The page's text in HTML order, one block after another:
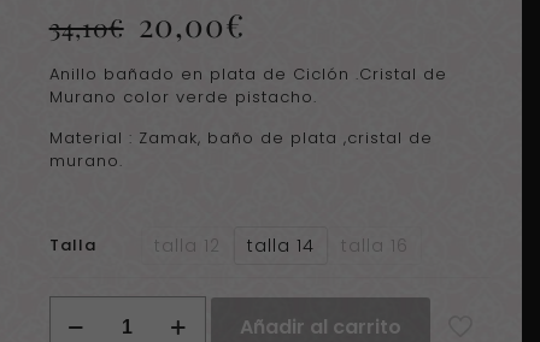
34,10€ El
precio
original
era:
34,10€.
20,00€
actual
es:
20,00€.
Anillo bañado en plata de Ciclón .Cristal de
Murano color verde pistacho.
Material : Zamak, baño de plata ,cristal de
murano.
Talla talla 12 talla 14 talla 16
Ciclón
Añadir al carrito